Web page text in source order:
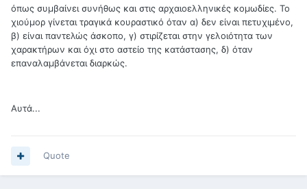
όπως συμβαίνει συνήθως και στις αρχαιοελληνικές κομωδίες. Το
χιούμορ γίνεται τραγικά κουραστικό όταν α) δεν είναι πετυχιμένο,
β) είναι παντελώς άσκοπο, γ) στιρίζεται στην γελοιότητα των
χαρακτήρων και όχι στο αστείο της κατάστασης, δ) όταν
επαναλαμβάνεται διαρκώς.
Αυτά...
Quote